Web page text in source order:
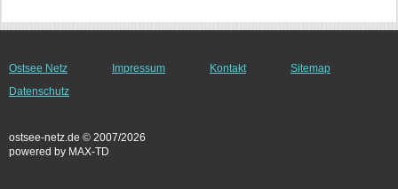
Ostsee Netz Impressum Kontakt
Sitemap
Datenschutz
ostsee-netz.de © 2007/2026
powered by MAX-TD